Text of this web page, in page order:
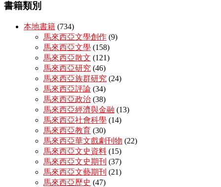
書籍類別
本地書籍 (734)
馬來西亞文學創作 (9)
馬來西亞文學 (158)
馬來西亞散文 (121)
馬來西亞研究 (46)
馬來西亞族群研究 (24)
馬來西亞評論 (34)
馬來西亞政治 (38)
馬來西亞經濟與金融 (13)
馬來西亞社會科學 (14)
馬來西亞教育 (30)
馬來西亞華文戲劇刊物 (22)
馬來西亞文史資料 (15)
馬來西亞文史期刊 (37)
馬來西亞文藝期刊 (21)
馬來西亞歷史 (47)